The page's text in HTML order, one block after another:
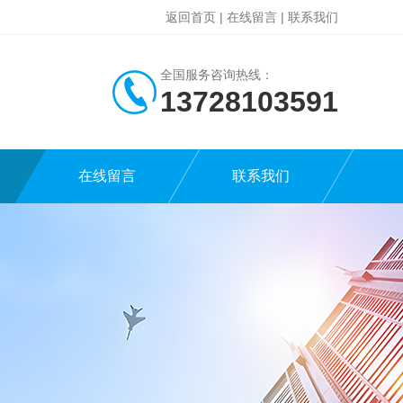
返回首页 | 在线留言 | 联系我们
全国服务咨询热线：
13728103591
在线留言 联系我们